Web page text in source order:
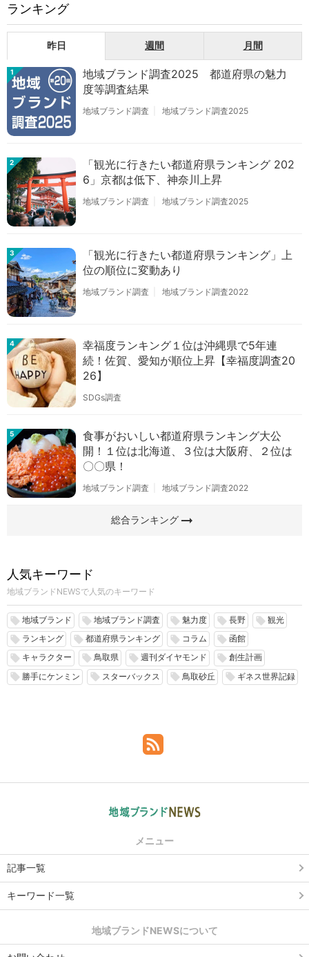
ランキング
昨日 週間 月間
1
地域ブランド調査2025 都道府県の魅力
度等調査結果
地域ブランド調査 地域ブランド調査2025
2
「観光に行きたい都道府県ランキング 202
6」京都は低下、神奈川上昇
地域ブランド調査 地域ブランド調査2025
3
「観光に行きたい都道府県ランキング」上
位の順位に変動あり
地域ブランド調査 地域ブランド調査2022
4
幸福度ランキング１位は沖縄県で5年連
続！佐賀、愛知が順位上昇【幸福度調査20
26】
SDGs調査
5
食事がおいしい都道府県ランキング大公
開！１位は北海道、３位は大阪府、２位は
〇〇県！
地域ブランド調査 地域ブランド調査2022
総合ランキングarrow_right_alt
人気キーワード
地域ブランドNEWSで人気のキーワード
local_offer 地域ブランド local_offer 地域ブランド調査 local_offer 魅力度 local_offer 長野 local_offer 観光
local_offer ランキング local_offer 都道府県ランキング local_offer コラム local_offer 函館
local_offer キャラクター local_offer 鳥取県 local_offer 週刊ダイヤモンド local_offer 創生計画
local_offer 勝手にケンミン local_offer スターバックス local_offer 鳥取砂丘 local_offer ギネス世界記録
メニュー
記事一覧
キーワード一覧
地域ブランドNEWSについて